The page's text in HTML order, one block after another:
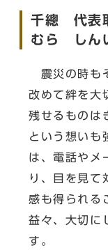
千總 代表
むら しん
震災の時も
改めて絆を大
残せるものは
という想いも
は、電話やメ
り、目を見て
感も得られる
益々、大切に
す。